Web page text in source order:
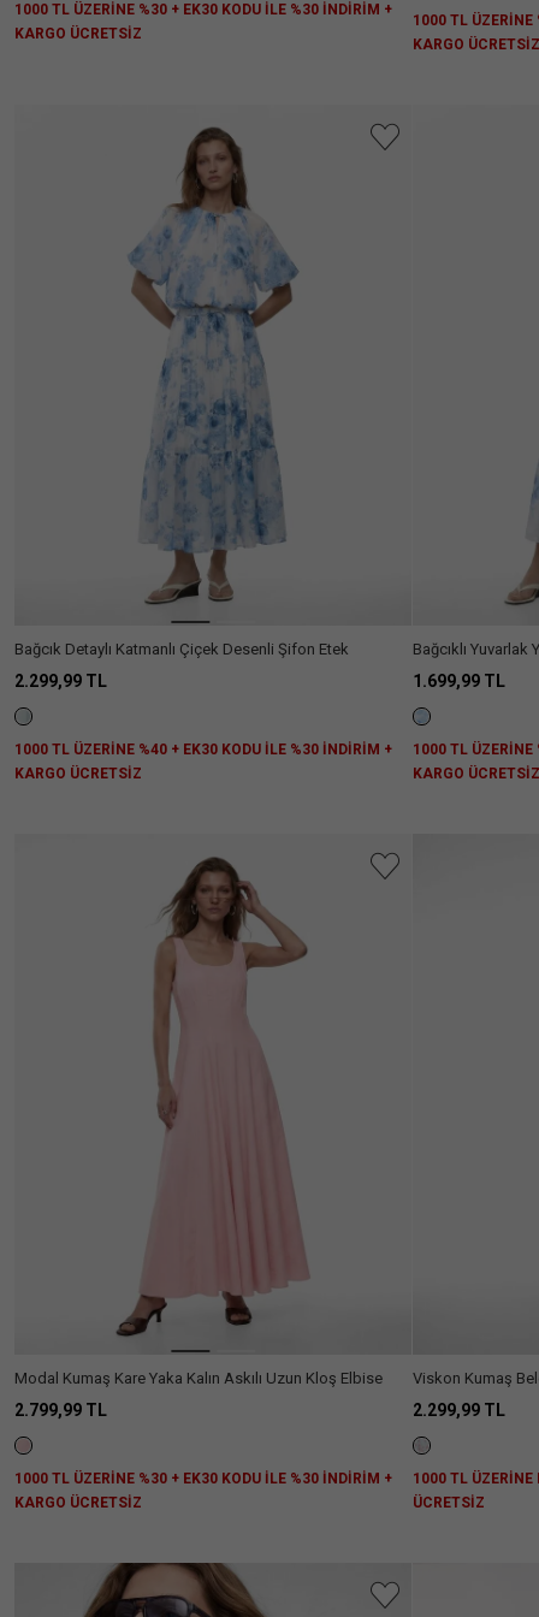
Almanızı
Öneriyor.
1000 TL ÜZERİNE %30 + EK30 KODU İLE %30 İNDİRİM +
KARGO ÜCRETSİZ
1000 TL ÜZERİNE
KARGO ÜCRETSİZ
Bağcık Detaylı Katmanlı Çiçek Desenli Şifon Etek
2.299,99 TL
1000 TL ÜZERİNE %40 + EK30 KODU İLE %30 İNDİRİM +
KARGO ÜCRETSİZ
Bağcıklı
1.699,99 TL
1000 TL ÜZERİNE
KARGO ÜCRETSİZ
Modal Kumaş Kare Yaka Kalın Askılı Uzun Kloş Elbise
2.799,99 TL
1000 TL ÜZERİNE %30 + EK30 KODU İLE %30 İNDİRİM +
KARGO ÜCRETSİZ
Viskon Kumaş
Çizgili Uzun Etek
2.299,99 TL
1000 TL ÜZERİNE
ÜCRETSİZ